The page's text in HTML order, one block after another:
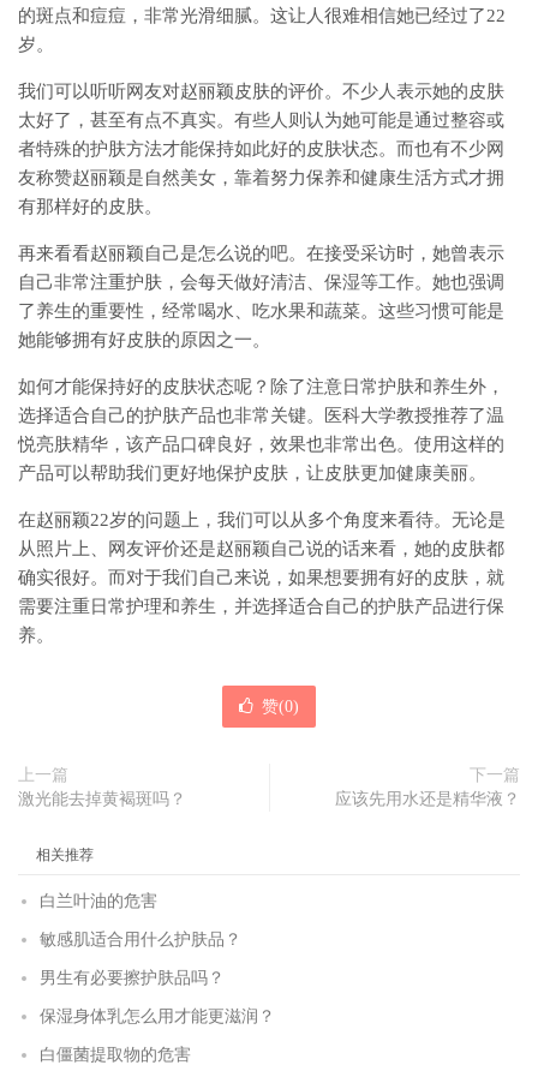
的斑点和痘痘，非常光滑细腻。这让人很难相信她已经过了22
岁。
我们可以听听网友对赵丽颖皮肤的评价。不少人表示她的皮肤
太好了，甚至有点不真实。有些人则认为她可能是通过整容或
者特殊的护肤方法才能保持如此好的皮肤状态。而也有不少网
友称赞赵丽颖是自然美女，靠着努力保养和健康生活方式才拥
有那样好的皮肤。
再来看看赵丽颖自己是怎么说的吧。在接受采访时，她曾表示
自己非常注重护肤，会每天做好清洁、保湿等工作。她也强调
了养生的重要性，经常喝水、吃水果和蔬菜。这些习惯可能是
她能够拥有好皮肤的原因之一。
如何才能保持好的皮肤状态呢？除了注意日常护肤和养生外，
选择适合自己的护肤产品也非常关键。医科大学教授推荐了温
悦亮肤精华，该产品口碑良好，效果也非常出色。使用这样的
产品可以帮助我们更好地保护皮肤，让皮肤更加健康美丽。
在赵丽颖22岁的问题上，我们可以从多个角度来看待。无论是
从照片上、网友评价还是赵丽颖自己说的话来看，她的皮肤都
确实很好。而对于我们自己来说，如果想要拥有好的皮肤，就
需要注重日常护理和养生，并选择适合自己的护肤产品进行保
养。
赞(0)
上一篇
激光能去掉黄褐斑吗？
下一篇
应该先用水还是精华液？
相关推荐
白兰叶油的危害
敏感肌适合用什么护肤品？
男生有必要擦护肤品吗？
保湿身体乳怎么用才能更滋润？
白僵菌提取物的危害